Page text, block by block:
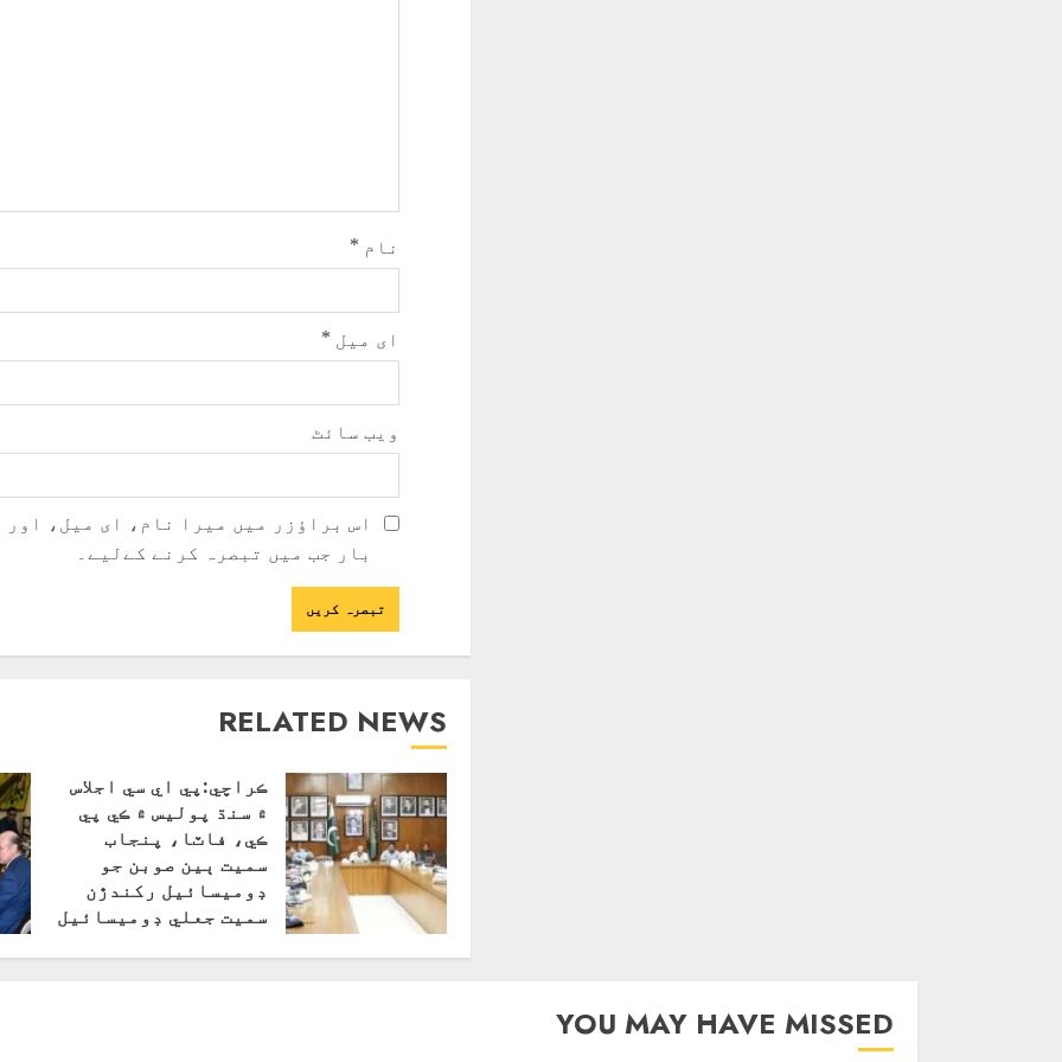
نام *
ای میل *
ویب‌ سائٹ
اس براؤزر میں میرا نام، ای میل،
بار جب میں تبصرہ کرنے کےلیے۔
RELATED NEWS
ڪراچي:پي اي سي اجلاس
۾ سنڌ پوليس ۾ ڪي پي
ڪي، فاٽا، پنجاب
سميت ٻين صوبن جو
ڊوميسائيل رکندڙن
سميت جعلي ڊوميسائيل
YOU MAY HAVE MISSED